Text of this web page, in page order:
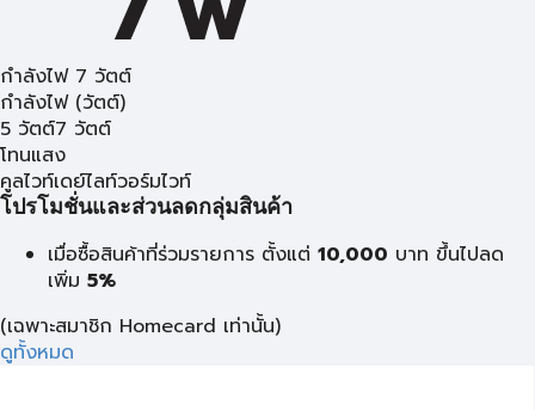
กำลังไฟ 7 วัตต์
กำลังไฟ (วัตต์)
5 วัตต์7 วัตต์
โทนแสง
คูลไวท์เดย์ไลท์วอร์มไวท์
โปรโมชั่นและส่วนลดกลุ่มสินค้า
เมื่อซื้อสินค้าที่ร่วมรายการ ตั้งแต่ 10,000 บาท ขึ้นไปลด
เพิ่ม 5%
(เฉพาะสมาชิก Homecard เท่านั้น)
ดูทั้งหมด